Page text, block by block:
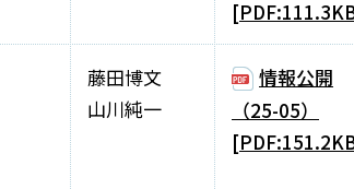
藤田博文
山川純一
情報公開
（25-05）